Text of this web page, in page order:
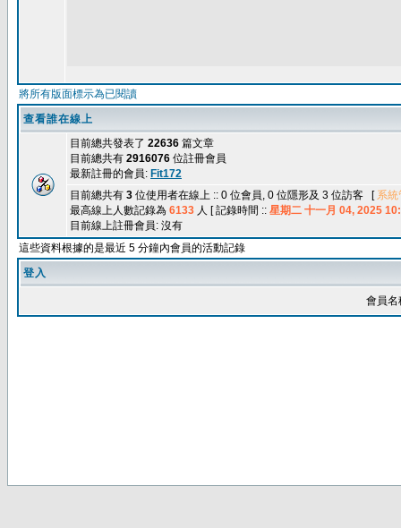
將所有版面標示為已閱讀
查看誰在線上
目前總共發表了 22636 篇文章
目前總共有 2916076 位註冊會員
最新註冊的會員: Fit172
目前總共有 3 位使用者在線上 :: 0 位會員, 0 位隱形及 3 位訪客 [ 系統
最高線上人數記錄為 6133 人 [ 記錄時間 :: 星期二 十一月 04, 2025
目前線上註冊會員: 沒有
這些資料根據的是最近 5 分鐘內會員的活動記錄
登入
會員